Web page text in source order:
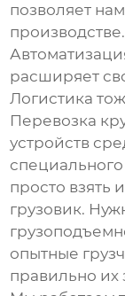
позволяет
расширяет
Логистика
Перевозка
устройств
просто взять
грузовик.
опытные
правильно их